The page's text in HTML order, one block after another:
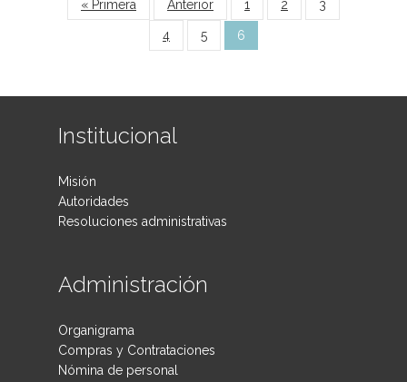
« Primera Anterior 1 2 3
4 5 6
Institucional
Misión
Autoridades
Resoluciones administrativas
Administración
Organigrama
Compras y Contrataciones
Nómina de personal